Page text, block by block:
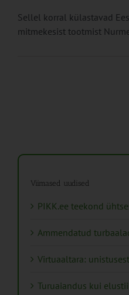
Sellel korral külastavad
mitmekesist tootmist
Viimased uudised
PIKK.ee teekond
Ammendatud
Virtuaaltara:
Turuaiandus kui